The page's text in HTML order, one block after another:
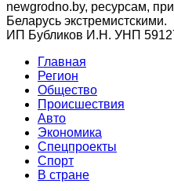
newgrodno.by, ресурсам,
Беларусь экстремистскими.
ИП Бубликов И.Н. УНП
Главная
Регион
Общество
Происшествия
Авто
Экономика
Спецпроекты
Cпорт
В стране